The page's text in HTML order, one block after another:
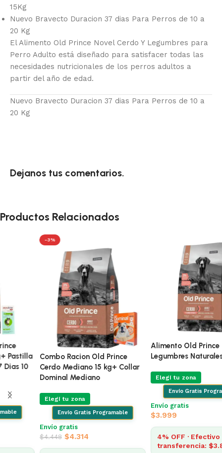
15Kg
Nuevo Bravecto Duracion 37 dias Para Perros de 10 a
20 Kg
El Alimento Old Prince Novel Cerdo Y Legumbres para
Perro Adulto está diseñado para satisfacer todas las
necesidades nutricionales de los perros adultos a
partir del año de edad.
Nuevo Bravecto Duracion 37 dias Para Perros de 10 a
20 Kg
Dejanos tus comentarios.
Productos Relacionados
Combo Racion Old Prince
Cerdo Mediano 15 kg+ Pastilla
Bravecto Duracion 37 Dias 10
Elegí tu zona
Envío Gratis Programable
Envío gratis
Combo Racion Old Prince
Cerdo Mediano 15 kg+ Collar
Dominal Mediano
Envío Gratis Programable
4.314